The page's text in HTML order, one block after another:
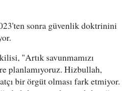
sonra güvenlik doktrinini
"Artık savunmamızı
planlamıyoruz. Hizbullah,
bir örgüt olması fark etmiyor.